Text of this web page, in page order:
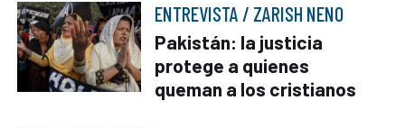
ENTREVISTA / ZARISH NENO
Pakistán: la justicia
protege a quienes
queman a los cristianos